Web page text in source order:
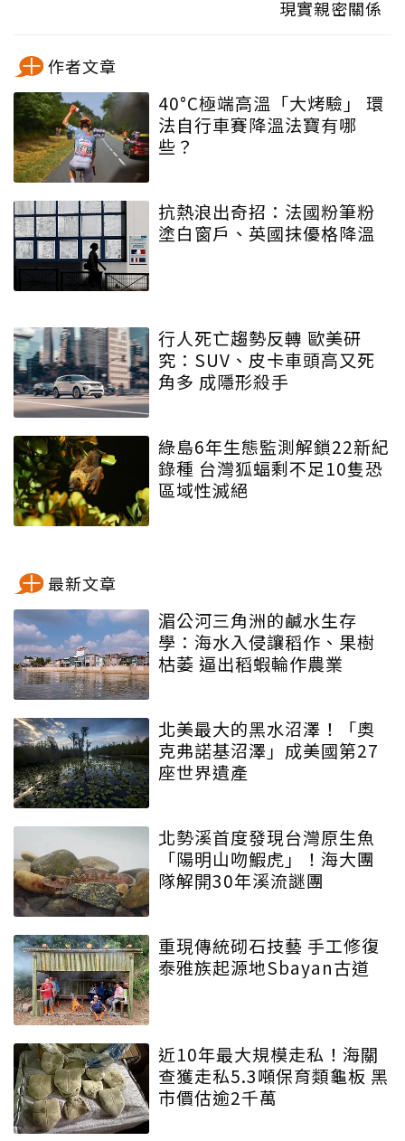
現實親密關係
作者文章
40°C極端高溫「大烤驗」 環
法自行車賽降溫法寶有哪
些？
抗熱浪出奇招：法國粉筆粉
塗白窗戶、英國抹優格降溫
行人死亡趨勢反轉 歐美研
究：SUV、皮卡車頭高又死
角多 成隱形殺手
綠島6年生態監測解鎖22新紀
錄種 台灣狐蝠剩不足10隻恐
區域性滅絕
最新文章
湄公河三角洲的鹹水生存
學：海水入侵讓稻作、果樹
枯萎 逼出稻蝦輪作農業
北美最大的黑水沼澤！「奧
克弗諾基沼澤」成美國第27
座世界遺產
北勢溪首度發現台灣原生魚
「陽明山吻鰕虎」！海大團
隊解開30年溪流謎團
重現傳統砌石技藝 手工修復
泰雅族起源地Sbayan古道
近10年最大規模走私！海關
查獲走私5.3噸保育類龜板 黑
市價估逾2千萬